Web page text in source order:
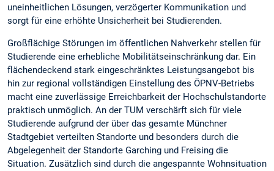
uneinheitlichen Lösungen, verzögerter Kommunikation und
sorgt für eine erhöhte Unsicherheit bei Studierenden.
Großflächige Störungen im öffentlichen Nahverkehr stellen für
Studierende eine erhebliche Mobilitätseinschränkung dar. Ein
flächendeckend stark eingeschränktes Leistungsangebot bis
hin zur regional vollständigen Einstellung des ÖPNV-Betriebs
macht eine zuverlässige Erreichbarkeit der Hochschulstandorte
praktisch unmöglich. An der TUM verschärft sich für viele
Studierende aufgrund der über das gesamte Münchner
Stadtgebiet verteilten Standorte und besonders durch die
Abgelegenheit der Standorte Garching und Freising die
Situation. Zusätzlich sind durch die angespannte Wohnsituation